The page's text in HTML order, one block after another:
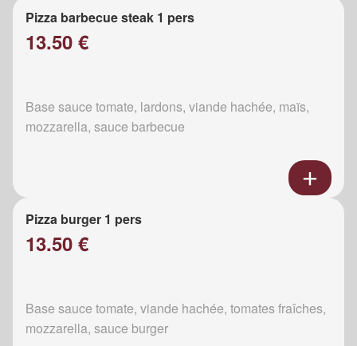
Pizza barbecue steak 1 pers
13.50 €
Base sauce tomate, lardons, viande hachée, maïs,
mozzarella, sauce barbecue
Pizza burger 1 pers
13.50 €
Base sauce tomate, viande hachée, tomates fraîches,
mozzarella, sauce burger